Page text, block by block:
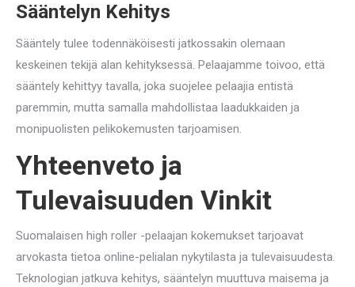
Sääntelyn Kehitys
Sääntely tulee todennäköisesti jatkossakin olemaan
keskeinen tekijä alan kehityksessä. Pelaajamme toivoo, että
sääntely kehittyy tavalla, joka suojelee pelaajia entistä
paremmin, mutta samalla mahdollistaa laadukkaiden ja
monipuolisten pelikokemusten tarjoamisen.
Yhteenveto ja
Tulevaisuuden Vinkit
Suomalaisen high roller -pelaajan kokemukset tarjoavat
arvokasta tietoa online-pelialan nykytilasta ja tulevaisuudesta.
Teknologian jatkuva kehitys, sääntelyn muuttuva maisema ja